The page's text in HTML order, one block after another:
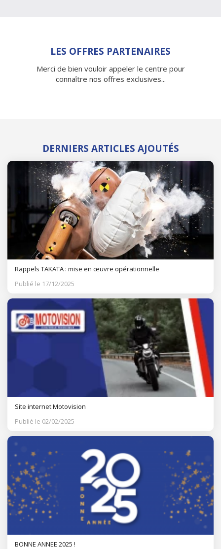
LES OFFRES PARTENAIRES
Merci de bien vouloir appeler le centre pour
connaître nos offres exclusives...
DERNIERS ARTICLES AJOUTÉS
Rappels TAKATA : mise en œuvre opérationnelle
Publié le 17/12/2025
Site internet Motovision
Publié le 02/02/2025
BONNE ANNEE 2025 !